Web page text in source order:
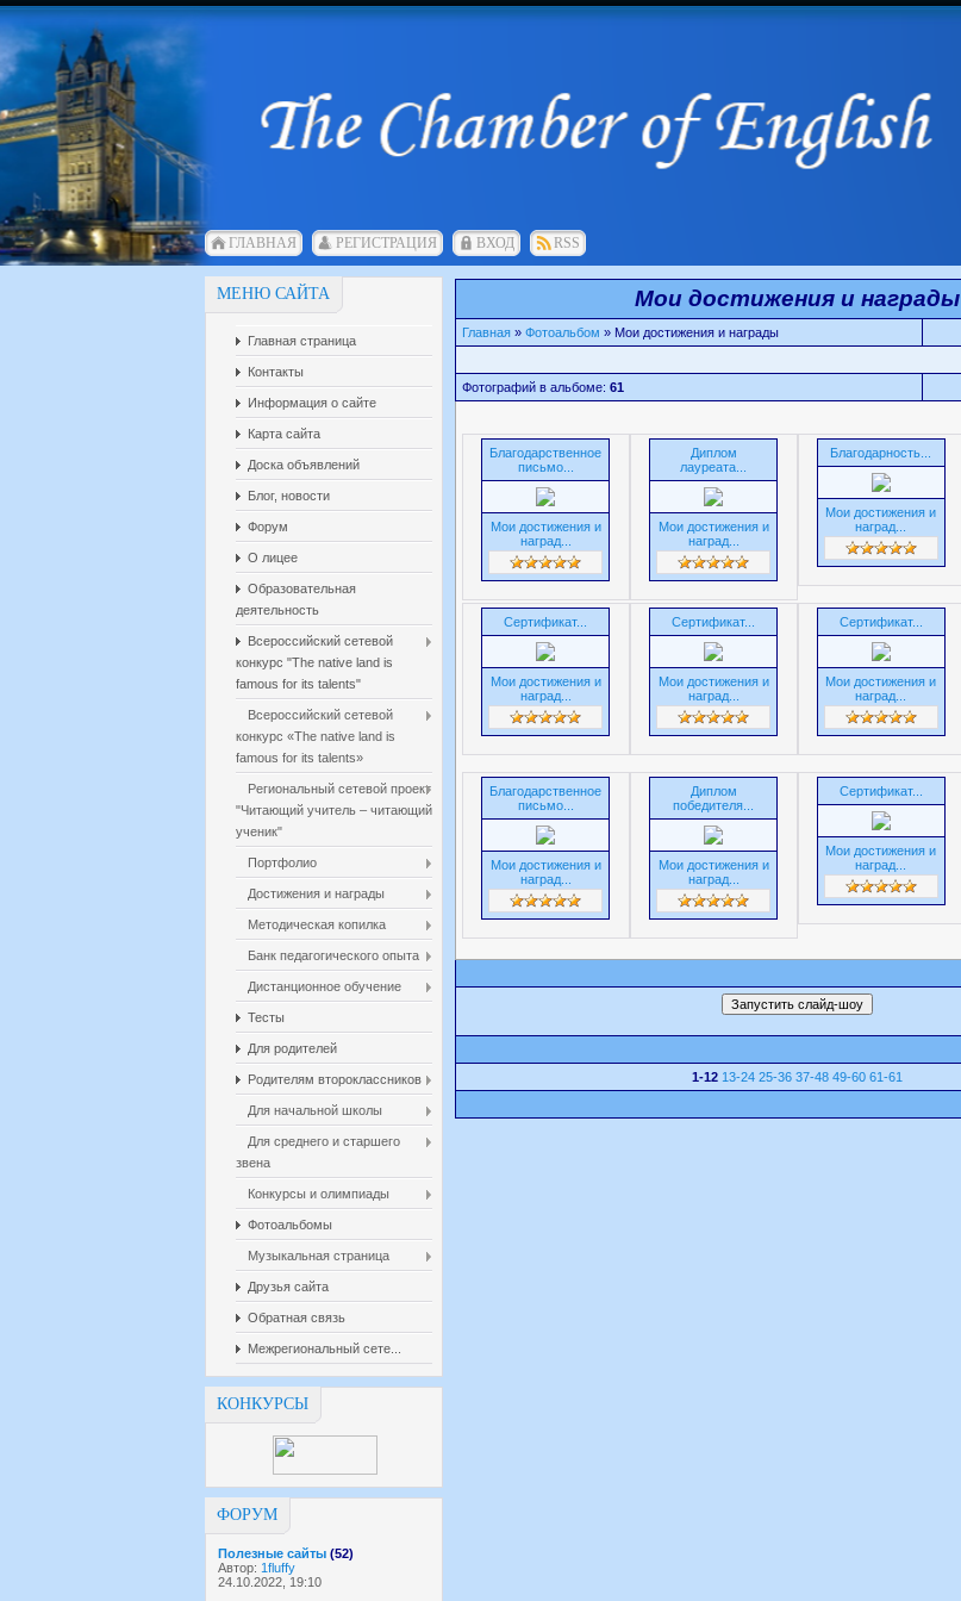
ГЛАВНАЯ РЕГИСТРАЦИЯ ВХОД RSS
МЕНЮ САЙТА
Главная страница
Контакты
Информация о сайте
Карта сайта
Доска объявлений
Блог, новости
Форум
О лицее
Образовательная
деятельность
Всероссийский сетевой
конкурс "The native land is
famous for its talents"
Всероссийский сетевой
конкурс «The native land is
famous for its talents»
Региональный сетевой проект
"Читающий учитель – читающий
ученик"
Портфолио
Достижения и награды
Методическая копилка
Банк педагогического опыта
Дистанционное обучение
Тесты
Для родителей
Родителям второклассников
Для начальной школы
Для среднего и старшего
звена
Конкурсы и олимпиады
Фотоальбомы
Музыкальная страница
Друзья сайта
Обратная связь
Межрегиональный сете...
КОНКУРСЫ
ФОРУМ
Полезные сайты (52)
Автор: 1fluffy
24.10.2022, 19:10
Мои достижения и награды
Главная » Фотоальбом » Мои достижения и награды
Фотографий в альбоме: 61
Благодарственное
письмо...
Мои достижения и
наград...
Диплом
лауреата...
Мои достижения и
наград...
Благодарность...
Мои достижения и
наград...
Сертификат...
Мои достижения и
наград...
Сертификат...
Мои достижения и
наград...
Сертификат...
Мои достижения и
наград...
Благодарственное
письмо...
Мои достижения и
наград...
Диплом
победителя...
Мои достижения и
наград...
Сертификат...
Мои достижения и
наград...
1-12 13-24 25-36 37-48 49-60 61-61